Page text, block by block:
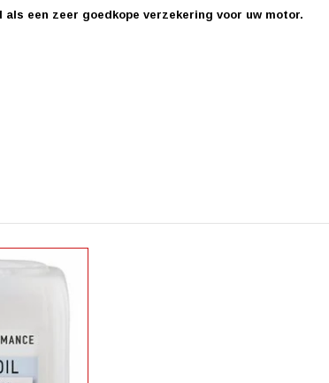
een zeer goedkope verzekering voor uw motor.